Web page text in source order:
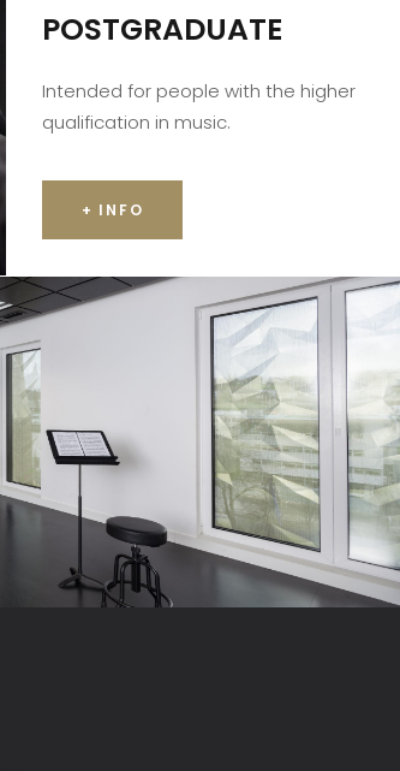
POSTGRADUATE
Intended for people with the higher
qualification in music.
+ INFO